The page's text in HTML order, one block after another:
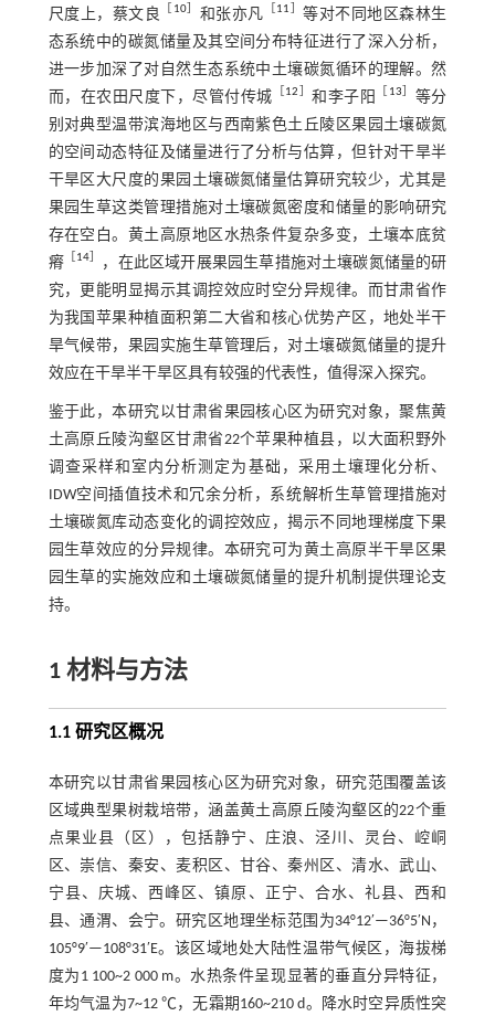
尺度上，蔡文良
［ 10］ 和张亦凡 ［11］等对不同地区森林生
态系统中的碳氮储量及其空间分布特征进行了深入分析，
进一步加深了对自然生态系统中土壤碳氮循环的理解。然
而，在农田尺度下，尽管付传城 ［12］和李子阳 ［ 13］ 等分
别对典型温带滨海地区与西南紫色土丘陵区果园土壤碳氮
的空间动态特征及储量进行了分析与估算，但针对干旱半
干旱区大尺度的果园土壤碳氮储量估算研究较少，尤其是
果园生草这类管理措施对土壤碳氮密度和储量的影响研究
存在空白。黄土高原地区水热条件复杂多变，土壤本底贫
瘠［14］
，在此区域开展果园生草措施对土壤碳氮储量的研
究，更能明显揭示其调控效应时空分异规律。而甘肃省作
为我国苹果种植面积第二大省和核心优势产区，地处半干
旱气候带，果园实施生草管理后，对土壤碳氮储量的提升
效应在干旱半干旱区具有较强的代表性，值得深入探究。
鉴于此，本研究以甘肃省果园核心区为研究对象，聚焦黄
土高原丘陵沟壑区甘肃省22个苹果种植县，以大面积野外
调查采样和室内分析测定为基础，采用土壤理化分析、
IDW空间插值技术和冗余分析，系统解析生草管理措施对
土壤碳氮库动态变化的调控效应，揭示不同地理梯度下果
园生草效应的分异规律。本研究可为黄土高原半干旱区果
园生草的实施效应和土壤碳氮储量的提升机制提供理论支
持。
1 材料与方法
1.1 研究区概况
本研究以甘肃省果园核心区为研究对象，研究范围覆盖该
区域典型果树栽培带，涵盖黄土高原丘陵沟壑区的22个重
点果业县（区），包括静宁、庄浪、泾川、灵台、崆峒
区、崇信、秦安、麦积区、甘谷、秦州区、清水、武山、
宁县、庆城、西峰区、镇原、正宁、合水、礼县、西和
县、通渭、会宁。研究区地理坐标范围为34°12′—36°5′N，
105°9′—108°31′E。该区域地处大陆性温带气候区，海拔梯
度为1 100~2 000 m。水热条件呈现显著的垂直分异特征，
年均气温为7~12 ℃，无霜期160~210 d。降水时空异质性突